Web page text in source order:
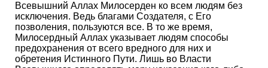
Всевышний Аллах Милосерден ко всем людям без
исключения. Ведь благами Создателя, с Его
позволения, пользуются все. В то же время,
Милосердный Аллах указывает людям способы
предохранения от всего вредного для них и
обретения Истинного Пути. Лишь во Власти